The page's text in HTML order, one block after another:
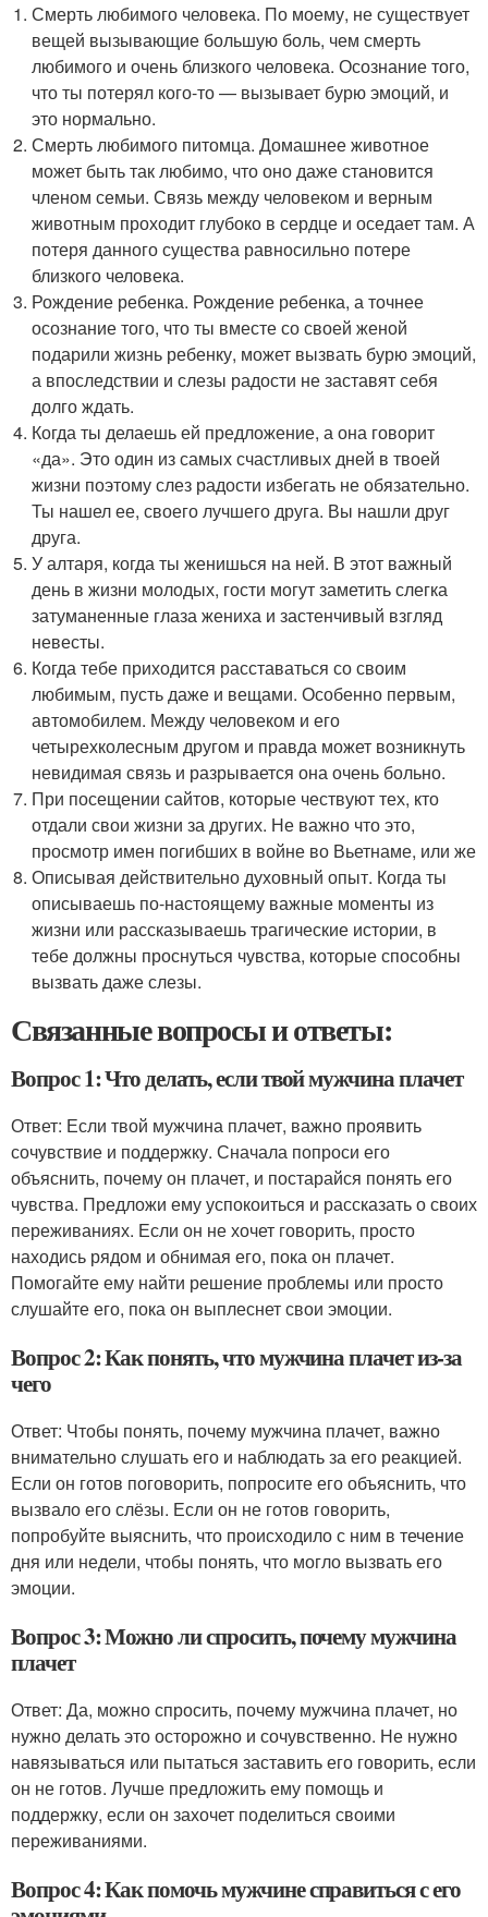
Смерть любимого человека. По моему, не существует
вещей вызывающие большую боль, чем смерть
любимого и очень близкого человека. Осознание того,
что ты потерял кого-то — вызывает бурю эмоций, и
это нормально.
Смерть любимого питомца. Домашнее животное
может быть так любимо, что оно даже становится
членом семьи. Связь между человеком и верным
животным проходит глубоко в сердце и оседает там. А
потеря данного существа равносильно потере
близкого человека.
Рождение ребенка. Рождение ребенка, а точнее
осознание того, что ты вместе со своей женой
подарили жизнь ребенку, может вызвать бурю эмоций,
а впоследствии и слезы радости не заставят себя
долго ждать.
Когда ты делаешь ей предложение, а она говорит
«да». Это один из самых счастливых дней в твоей
жизни поэтому слез радости избегать не обязательно.
Ты нашел ее, своего лучшего друга. Вы нашли друг
друга.
У алтаря, когда ты женишься на ней. В этот важный
день в жизни молодых, гости могут заметить слегка
затуманенные глаза жениха и застенчивый взгляд
невесты.
Когда тебе приходится расставаться со своим
любимым, пусть даже и вещами. Особенно первым,
автомобилем. Между человеком и его
четырехколесным другом и правда может возникнуть
невидимая связь и разрывается она очень больно.
При посещении сайтов, которые чествуют тех, кто
отдали свои жизни за других. Не важно что это,
просмотр имен погибших в войне во Вьетнаме, или же
Описывая действительно духовный опыт. Когда ты
описываешь по-настоящему важные моменты из
жизни или рассказываешь трагические истории, в
тебе должны проснуться чувства, которые способны
вызвать даже слезы.
Связанные вопросы и ответы:
Вопрос 1: Что делать, если твой мужчина плачет
Ответ: Если твой мужчина плачет, важно проявить
сочувствие и поддержку. Сначала попроси его
объяснить, почему он плачет, и постарайся понять его
чувства. Предложи ему успокоиться и рассказать о своих
переживаниях. Если он не хочет говорить, просто
находись рядом и обнимая его, пока он плачет.
Помогайте ему найти решение проблемы или просто
слушайте его, пока он выплеснет свои эмоции.
Вопрос 2: Как понять, что мужчина плачет из-за
чего
Ответ: Чтобы понять, почему мужчина плачет, важно
внимательно слушать его и наблюдать за его реакцией.
Если он готов поговорить, попросите его объяснить, что
вызвало его слёзы. Если он не готов говорить,
попробуйте выяснить, что происходило с ним в течение
дня или недели, чтобы понять, что могло вызвать его
эмоции.
Вопрос 3: Можно ли спросить, почему мужчина
плачет
Ответ: Да, можно спросить, почему мужчина плачет, но
нужно делать это осторожно и сочувственно. Не нужно
навязываться или пытаться заставить его говорить, если
он не готов. Лучше предложить ему помощь и
поддержку, если он захочет поделиться своими
переживаниями.
Вопрос 4: Как помочь мужчине справиться с его